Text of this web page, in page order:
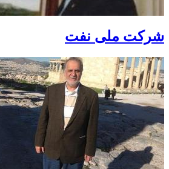
شرکت ملی نفت